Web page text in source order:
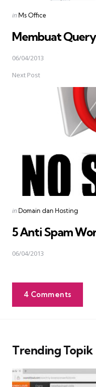
Posted
inMs Office
Membuat
06/04/2013
Next Post
Posted
inDomain dan Hosting
5 Anti Spam
06/04/2013
4 Comments
Trending Topik